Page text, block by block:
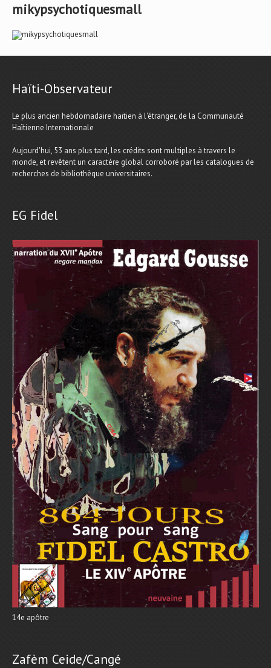
mikypsychotiquesmall
Haïti-Observateur
Le plus ancien hebdomadaire haïtien à l'étranger, de la Communauté
Haïtienne Internationale
Aujourd'hui, 53 ans plus tard, les crédits sont multiples à travers le
monde, et revêtent un caractère global corroboré par les catalogues de
recherches de bibliothèque universitaires.
EG Fidel
14e apôtre
Zafèm Ceide/Cangé